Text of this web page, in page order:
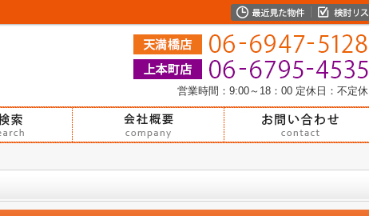
営業時間：9:00～18：00 定休日：不定休